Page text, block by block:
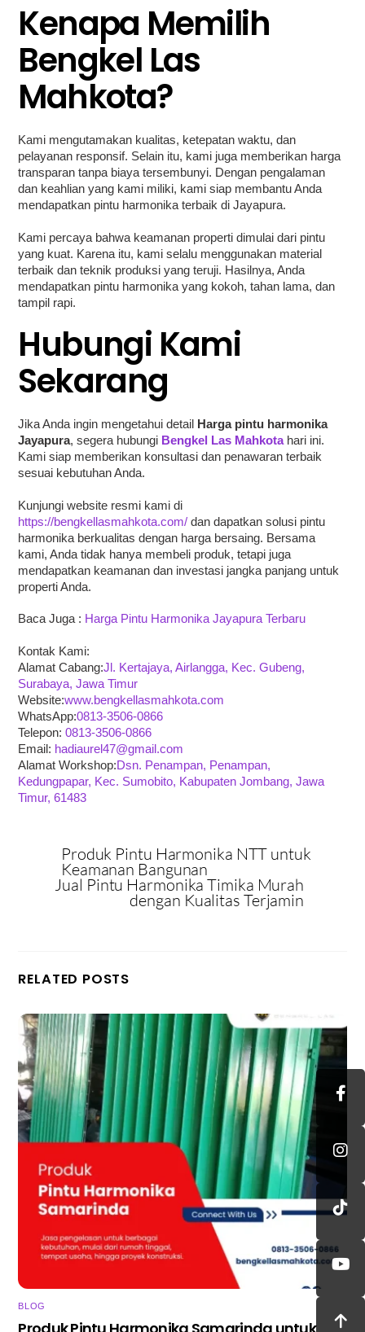
Kenapa Memilih
Bengkel Las
Mahkota?
Kami mengutamakan kualitas, ketepatan waktu, dan
pelayanan responsif. Selain itu, kami juga memberikan harga
transparan tanpa biaya tersembunyi. Dengan pengalaman
dan keahlian yang kami miliki, kami siap membantu Anda
mendapatkan pintu harmonika terbaik di Jayapura.
Kami percaya bahwa keamanan properti dimulai dari pintu
yang kuat. Karena itu, kami selalu menggunakan material
terbaik dan teknik produksi yang teruji. Hasilnya, Anda
mendapatkan pintu harmonika yang kokoh, tahan lama, dan
tampil rapi.
Hubungi Kami
Sekarang
Jika Anda ingin mengetahui detail Harga pintu harmonika
Jayapura, segera hubungi Bengkel Las Mahkotahari ini.
Kami siap memberikan konsultasi dan penawaran terbaik
sesuai kebutuhan Anda.
Kunjungi website resmi kami di
https://bengkellasmahkota.com/ dan dapatkan solusi pintu
harmonika berkualitas dengan harga bersaing. Bersama
kami, Anda tidak hanya membeli produk, tetapi juga
mendapatkan keamanan dan investasi jangka panjang untuk
properti Anda.
Baca Juga : Harga Pintu Harmonika Jayapura Terbaru
Kontak Kami:
Alamat Cabang:Jl. Kertajaya, Airlangga, Kec. Gubeng,
Surabaya, Jawa Timur
Website:www.bengkellasmahkota.com
WhatsApp:0813-3506-0866
Telepon:0813-3506-0866
Email: hadiaurel47@gmail.com
Alamat Workshop:Dsn. Penampan, Penampan,
Kedungpapar, Kec. Sumobito, Kabupaten Jombang, Jawa
Timur, 61483
Produk Pintu Harmonika NTT untuk
Keamanan Bangunan
Jual Pintu Harmonika Timika Murah
dengan Kualitas Terjamin
RELATED POSTS
BLOG